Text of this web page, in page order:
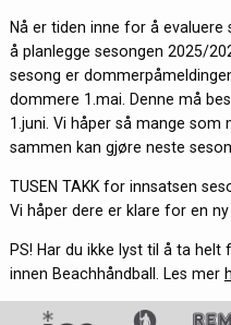
Nå er tiden inne for å
å planlegge sesongen 2025/
sesong er
dommere 1.mai. Denne må
1.juni. Vi håper så mange som
sammen kan gjøre neste
TUSEN TAKK for innsatsen
Vi håper dere er klare for en ny
PS! Har du ikke lyst til å ta
innen Beachhåndball. Les mer